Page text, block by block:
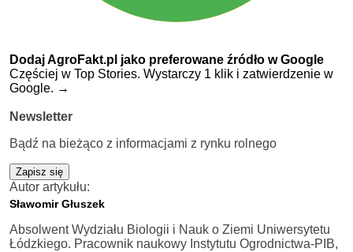
Dodaj AgroFakt.pl jako preferowane źródło w Google
Częściej w Top Stories. Wystarczy 1 klik i zatwierdzenie w
Google. →
Newsletter
Bądź na bieżąco z informacjami z rynku rolnego
Zapisz się
Autor artykułu:
Sławomir Głuszek
Absolwent Wydziału Biologii i Nauk o Ziemi Uniwersytetu
Łódzkiego. Pracownik naukowy Instytutu Ogrodnictwa-PIB,